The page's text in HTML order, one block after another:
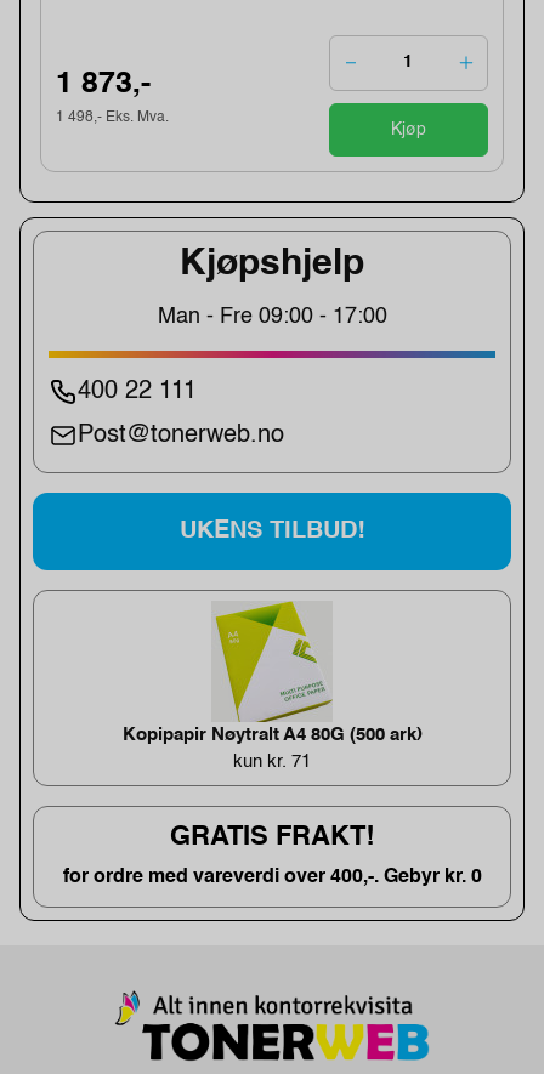
Kjøpshjelp
Man - Fre 09:00 - 17:00
400 22 111
Post@tonerweb.no
UKENS TILBUD!
Kopipapir Nøytralt A4 80G (500 ark)
kun kr. 71
GRATIS FRAKT!
for ordre med vareverdi over 400,-. Gebyr kr. 0
1 873,-
1 498,- Eks. Mva.
Kjøp